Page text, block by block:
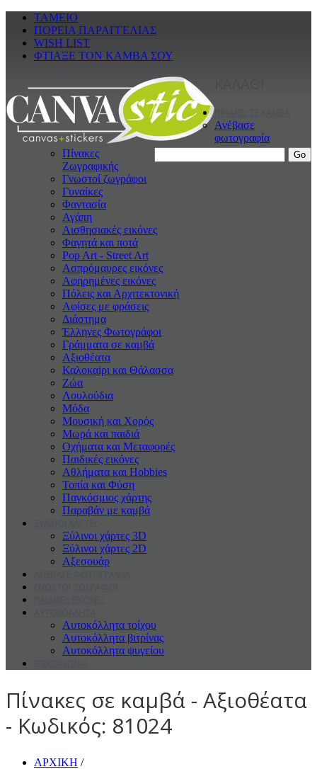
ΤΑΜΕΙΟ
ΠΟΡΕΙΑ ΠΑΡΑΓΓΕΛΙΑΣ
WISH LIST
ΦΤΙΑΞΕ ΤΟΝ ΚΑΜΒΑ ΣΟΥ
Ανέβασε
φωτογραφία
Πίνακες
Ζωγραφικής
Γνωστοί ζωγράφοι
Γυναίκες
Φαντασία
Αγάπη
Αισθησιακές εικόνες
Φαγητά και ποτά
Pop Art - Street Art
Ασπρόμαυρες εικόνες
Αφηρημένες εικόνες
Πόλεις και Αρχιτεκτονική
Αφίσες με φράσεις
Διάστημα
Έλληνες Φωτογράφοι
Γράμματα σε καμβά
Αξιοθέατα
Καλοκαiρι και Θάλασσα
Ζώα
Λουλούδια
Μόδα
Μουσική και Χορός
Μωρά και παιδιά
Οχήματα και Μεταφορές
Παιδικές εικόνες
Αθλήματα και Hobbies
Τοπία και Φύση
Παγκόσμιος χάρτης
Παραβάν με καμβά
Ξύλινοι χάρτες 3D
Ξύλινοι χάρτες 2D
Αξεσουάρ
Αυτοκόλλητα τοίχου
Αυτοκόλλητα βιτρίνας
Αυτοκόλλητα ψυγείου
Πίνακες σε καμβά - Αξιοθέατα
- Κωδικός: 81024
ΑΡΧΙΚΗ /